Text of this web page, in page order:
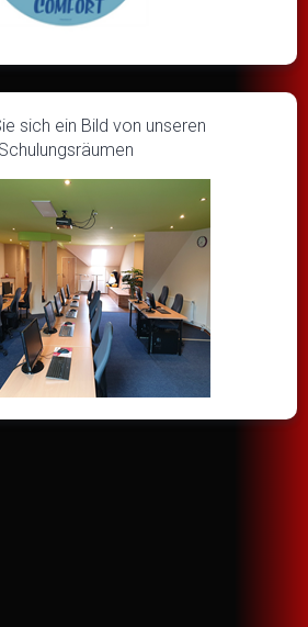
sich ein Bild von unseren
Schulungsräumen